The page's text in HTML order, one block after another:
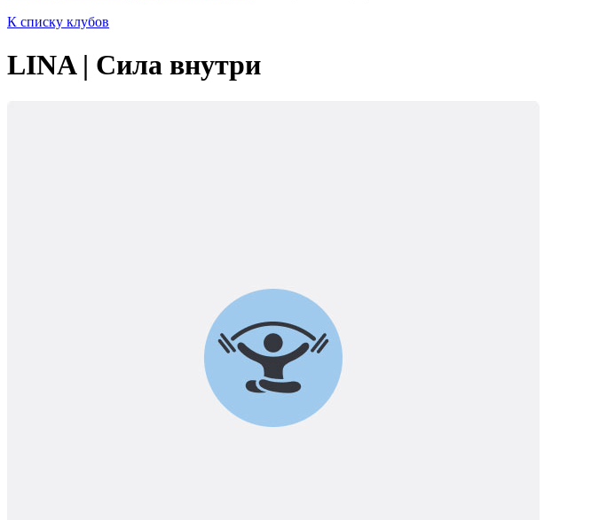
К списку клубов
LINA | Сила внутри